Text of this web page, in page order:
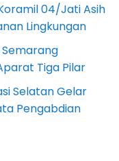
04/Jati Asih
Lingkungan
Semarang
Tiga Pilar
Selatan Gelar
Pengabdian